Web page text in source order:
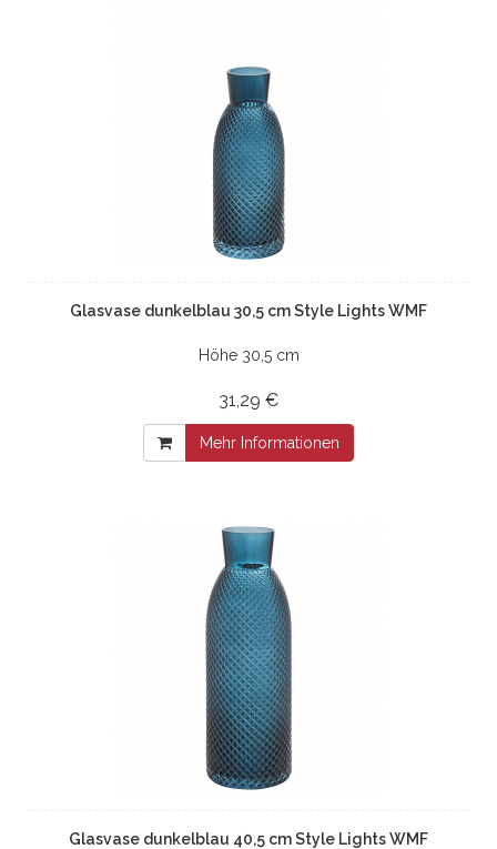
Glasvase dunkelblau 30,5 cm Style Lights WMF
Höhe 30,5 cm
31,29 €
Mehr Informationen
Glasvase dunkelblau 40,5 cm Style Lights WMF